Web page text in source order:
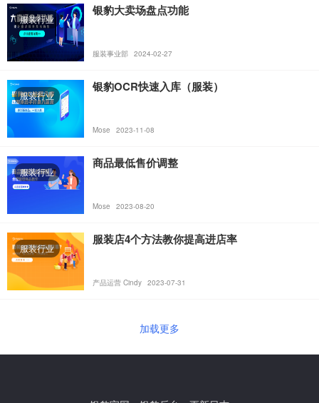
服装行业
银豹大卖场盘点功能
服装事业部 2024-02-27
服装行业
银豹OCR快速入库（服装）
Mose 2023-11-08
服装行业
商品最低售价调整
Mose 2023-08-20
服装行业
服装店4个方法教你提高进店率
产品运营 Cindy 2023-07-31
加载更多